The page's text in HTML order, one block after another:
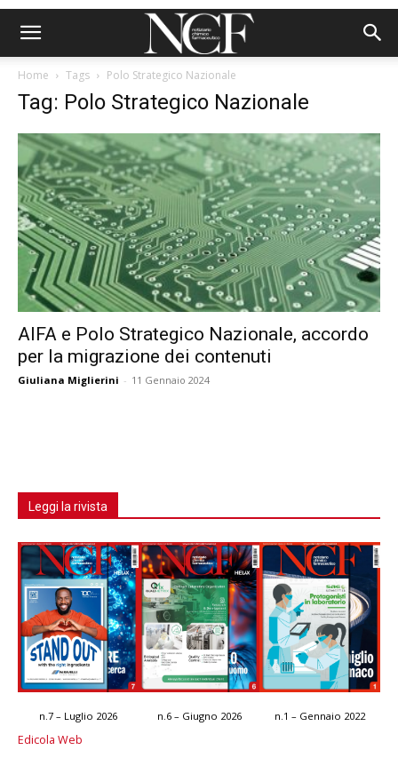
Home Tags Polo Strategico Nazionale
Tag: Polo Strategico Nazionale
AIFA e Polo Strategico Nazionale, accordo
per la migrazione dei contenuti
Giuliana Miglierini - 11 Gennaio 2024
Leggi la rivista
n.7 – Luglio 2026 n.6 – Giugno 2026 n.1 – Gennaio 2022
Edicola Web